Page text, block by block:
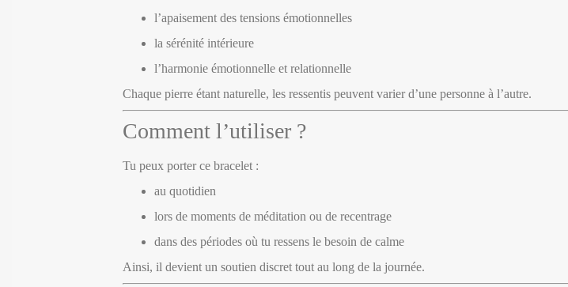
l’apaisement des tensions émotionnelles
la sérénité intérieure
l’harmonie émotionnelle et relationnelle
Chaque pierre étant naturelle, les ressentis peuvent varier d’une personne à l’autre.
Comment l’utiliser ?
Tu peux porter ce bracelet :
au quotidien
lors de moments de méditation ou de recentrage
dans des périodes où tu ressens le besoin de calme
Ainsi, il devient un soutien discret tout au long de la journée.